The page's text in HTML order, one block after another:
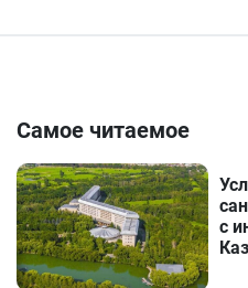
Самое читаемое
с